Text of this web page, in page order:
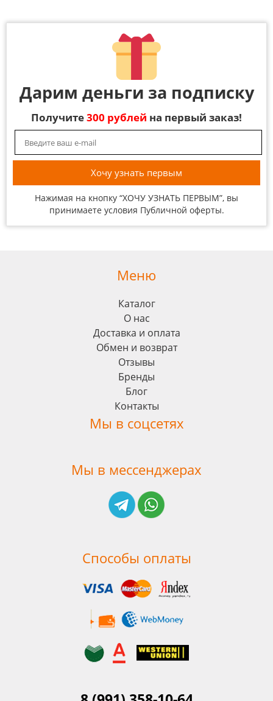
Дарим деньги за подписку
Получите300 рублей на первый заказ!
Нажимая на кнопку “ХОЧУ УЗНАТЬ ПЕРВЫМ”, вы
принимаете условия Публичной оферты.
Меню
Каталог
О нас
Доставка и оплата
Обмен и возврат
Отзывы
Бренды
Блог
Контакты
Мы в соцсетях
Мы в мессенджерах
Способы оплаты